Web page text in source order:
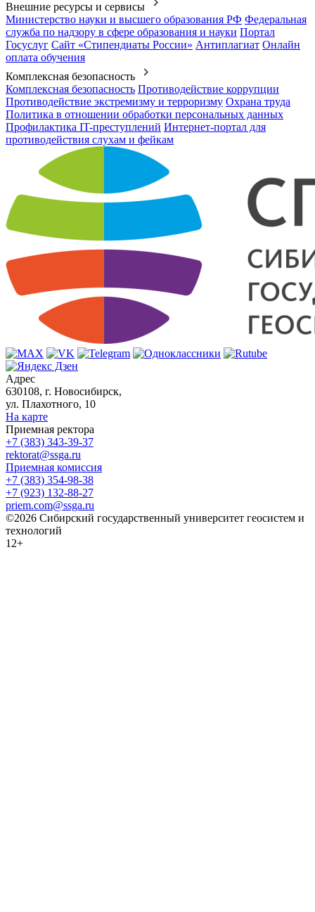
Внешние ресурсы и сервисы
Министерство науки и высшего образования РФ Федеральная
служба по надзору в сфере образования и науки Портал
Госуслуг Сайт «Стипендиаты России» Антиплагиат Онлайн
оплата обучения
Комплексная безопасность
Комплексная безопасность Противодействие коррупции
Противодействие экстремизму и терроризму Охрана труда
Политика в отношении обработки персональных данных
Профилактика IT-преступлений Интернет-портал для
противодействия слухам и фейкам
Адрес
630108, г. Новосибирск,
ул. Плахотного, 10
На карте
Приемная ректора
+7 (383) 343-39-37
rektorat@ssga.ru
Приемная комиссия
+7 (383) 354-98-38
+7 (923) 132-88-27
priem.com@ssga.ru
©2026 Сибирский государственный университет геосистем и
технологий
12+